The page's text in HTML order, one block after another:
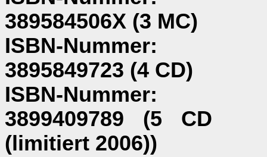
389584506X (3 MC)
ISBN-Nummer:
3895849723 (4 CD)
ISBN-Nummer:
3899409789 (5 CD
(limitiert 2006))